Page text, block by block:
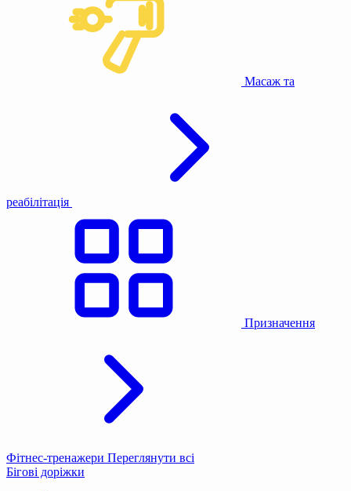
Масаж та
реабілітація
Призначення
Фітнес-тренажери Переглянути всі
Бігові доріжки